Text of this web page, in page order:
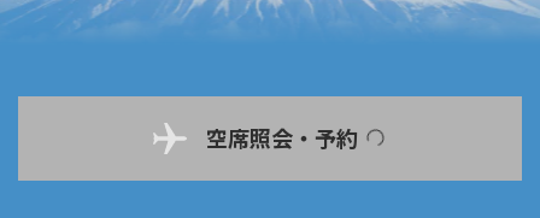
空席照会・予約